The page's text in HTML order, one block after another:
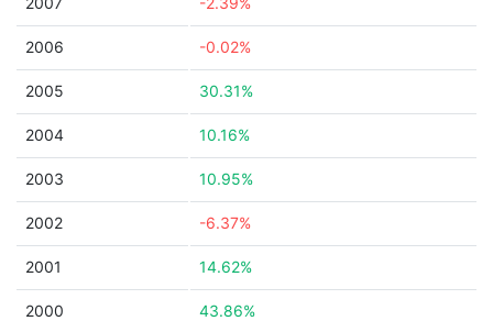
2006 -0.02%
2005 30.31%
2004 10.16%
2003 10.95%
2002 -6.37%
2001 14.62%
2000 43.86%